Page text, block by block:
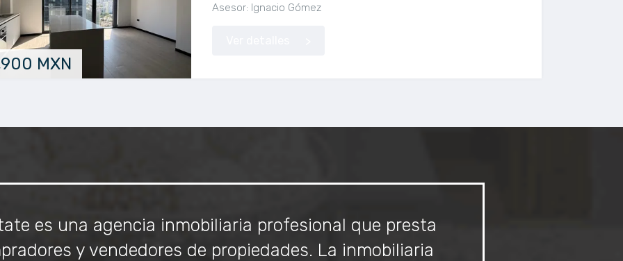
MXN
Asesor: Ignacio Gómez
es una agencia inmobiliaria profesional que presta
y vendedores de propiedades. La inmobiliaria